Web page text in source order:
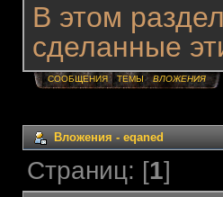
В этом
сделанные
СООБЩЕНИЯ ТЕМЫ ВЛОЖЕНИЯ
Вложения - eqaned
Страниц: [1]